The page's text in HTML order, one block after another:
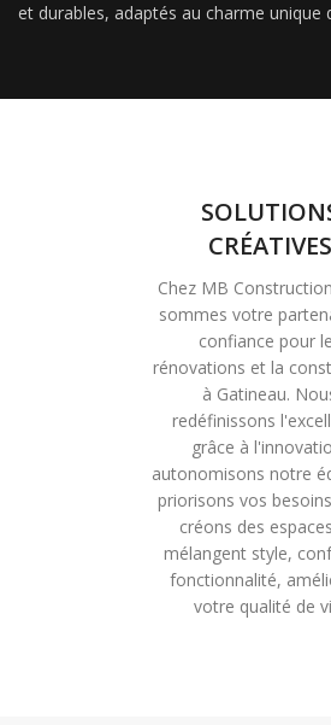
et durables, adaptés au charme unique
CRÉATIVES
Chez MB
sommes votre
confiance pour
rénovations et la
à Gatineau.
redéfinissons
grâce à
autonomisons notre
priorisons vos
créons des
mélangent style,
fonctionnalité,
votre qualité de